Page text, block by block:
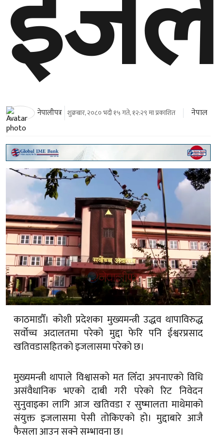
नेपालीपत्र शुक्रबार, २०८० भदौ १५ गते, १२:२९ मा प्रकाशित नेपाल
काठमाडौँ। कोशी प्रदेशका मुख्यमन्त्री उद्धव थापाविरुद्ध
सर्वोच्च अदालतमा परेको मुद्दा फेरि पनि ईश्वरप्रसाद
खतिवडासहितको इजलासमा परेको छ।
मुख्यमन्त्री थापाले विश्वासको मत लिँदा अपनाएको विधि
असंवैधानिक भएको दाबी गरी परेको रिट निवेदन
सुनुवाइका लागि आज खतिवडा र सुष्मालता माथेमाको
संयुक्त इजलासमा पेसी तोकिएको हो। मुद्दाबारे आजै
फैसला आउन सक्ने सम्भावना छ।